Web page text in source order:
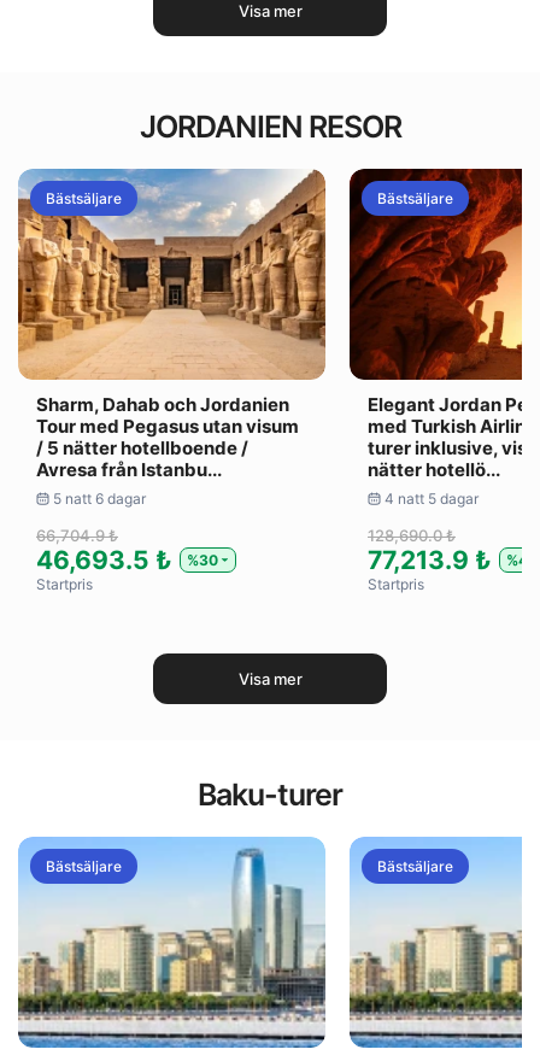
Visa mer
JORDANIEN RESOR
Bästsäljare
Sharm, Dahab och Jordanien
Tour med Pegasus utan visum
/ 5 nätter hotellboende /
Avresa från Istanbu...
5 natt 6 dagar
66,704.9 ₺
46,693.5 ₺
%30
Startpris
Bästsäljare
Elegant Jordan
med Turkish
turer inklusive,
nätter hotellö...
4 natt 5 dagar
128,690.0 ₺
77,213.9 ₺
%40
Startpris
Visa mer
Baku-turer
Bästsäljare Bästsäljare